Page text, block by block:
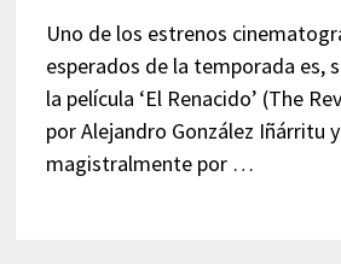
Uno de los estrenos
esperados de la temporada es,
la película ‘El Renacido’ (The
por Alejandro González Iñárritu
magistralmente por …